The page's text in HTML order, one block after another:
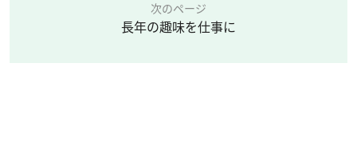
次のページ
長年の趣味を仕事に